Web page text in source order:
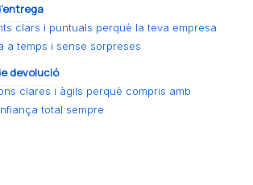
clars i puntuals perquè la teva empresa
a temps i sense sorpreses
devolució
clares i àgils perquè compris amb
total sempre